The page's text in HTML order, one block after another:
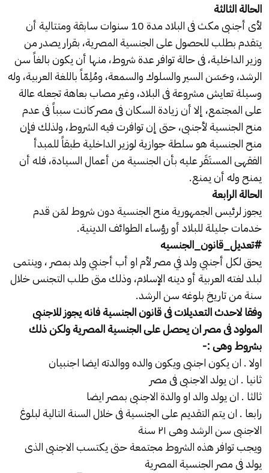
الحالة الثالثة
لأى أجنبى مكث فى البلاد مدة 10 سنوات سابقة ومتتالية أن
يتقدم بطلب للحصول على الجنسية المصرية، بقرار يصدر من
وزير الداخلية، فى حالة توافر عدة شروط، منها أن يكون بالغاً سن
الرشد، وحَسَن السير والسلوك والسمعة، ومُلِمّاً باللغة العربية، وله
وسيلة تعايش مشروعة فى البلاد، وغير مصاب بعاهة تجعله عالة
على المجتمع، إلا أن زيادة السكان فى مصر كانت سبباً فى عدم
منح الجنسية لأجنبى، حتى إن توافرت فيه الشروط، ولذلك فإن
منح الجنسية هو سلطة جوازية لوزير الداخلية طبقاً للمبدأ
الفقهى المستَقَر عليه بأن الجنسية من أعمال السيادة، فله أن
يمنح وله أن يمنع.
الحالة الرابعة
يجوز لرئيس الجمهورية منح الجنسية دون شروط لمَن قدم
خدمات جليلة للبلاد أو رؤساء الطوائف الدينية.
#تعديل_قانون_الجنسيه
يحق لكل أجنبي ولد في مصر لأم او أب أجنبي ولد بمصر ، وينتمى
لبلد لغته العربية أو دينه الإسلام، وذلك متى طلب التجنس خلال
سنة من تاريخ بلوغه سن الرشد.
وفقا لاحدث التعديلات فى قانون الجنسية فانه يجوز للاجنبى
المولود فى مصر ان يحصل على الجنسية المصرية ولكن ذلك
بشروط وهى :-
اولا . ان يكون اجنبى ويكون والده ووالدته ايضا اجنبيان
ثانيا . ان يولد الاجنبى فى مصر
ثالثا . ان يولد والد او والدة الاجنبى بمصر ايضا
رابعا . ان يتم التقديم على الجنسية فى خلال السنة التالية لبلوغ
الاجنبى سن الرشد وهى ٢١ سنة
ويجب توافر هذه الشروط مجتمعة حتى يكتسب الاجنبى الذى
يولد فى مصر الجنسية المصرية